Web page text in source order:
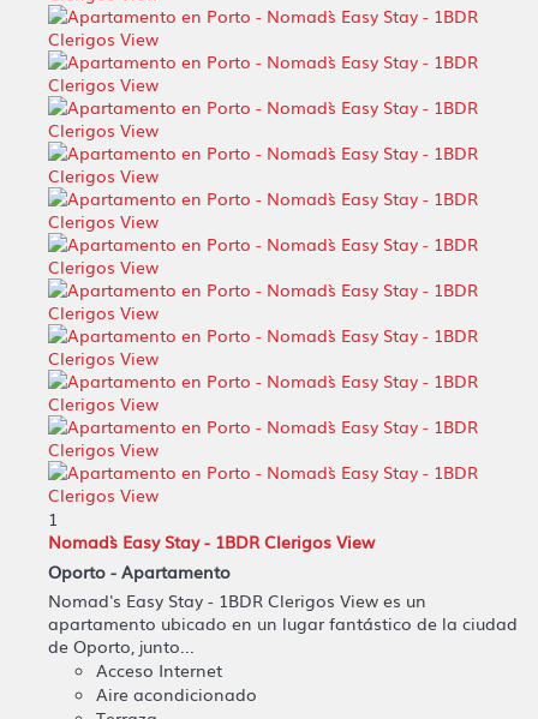
1
Nomad`s Easy Stay - 1BDR Clerigos View
Oporto - Apartamento
Nomad's Easy Stay - 1BDR Clerigos View es un
apartamento ubicado en un lugar fantástico de la ciudad
de Oporto, junto...
Acceso Internet
Aire acondicionado